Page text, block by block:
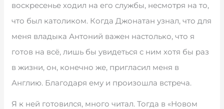
воскресенье ходил на его службы, несмотря на то,
что был католиком. Когда Джонатан узнал, что для
меня владыка Антоний важен настолько, что я
готов на всё, лишь бы увидеться с ним хотя бы раз
в жизни, он, конечно же, пригласил меня в
Англию. Благодаря ему и произошла встреча.
Я к ней готовился, много читал. Тогда в «Новом